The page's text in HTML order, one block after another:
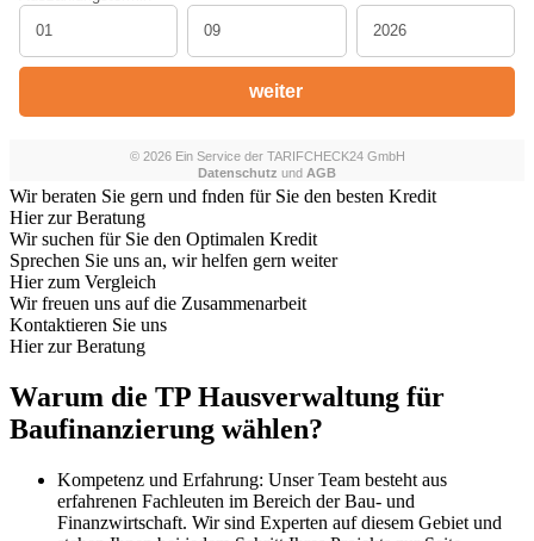
Wir beraten Sie gern und fnden für Sie den besten Kredit
Hier zur Beratung
Wir suchen für Sie den Optimalen Kredit
Sprechen Sie uns an, wir helfen gern weiter
Hier zum Vergleich
Wir freuen uns auf die Zusammenarbeit
Kontaktieren Sie uns
Hier zur Beratung
Warum die TP Hausverwaltung für
Baufinanzierung wählen?
Kompetenz und Erfahrung: Unser Team besteht aus
erfahrenen Fachleuten im Bereich der Bau- und
Finanzwirtschaft. Wir sind Experten auf diesem Gebiet und